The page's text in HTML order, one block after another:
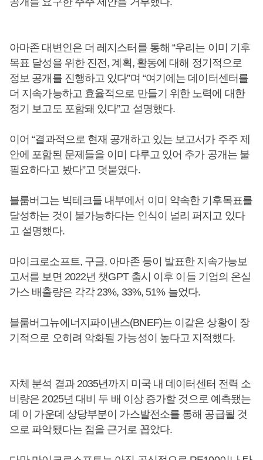
아마존 대변인은 더 레지스터를 통해 “우리는 이미 기후
목표 달성을 위한 진전, 계획, 활동에 대해 정기적으로
정보 공개를 진행하고 있다”며 “여기에는 데이터센터를
더 지속가능하고 효율적으로 만들기 위한 노력에 대한
정기 보고도 포함돼 있다”고 설명했다.
이어 “결과적으로 현재 공개하고 있는 보고서가 주주 제
안에 포함된 문제들을 이미 다루고 있어 추가 공개는 불
필요하다고 봤다”고 덧붙였다.
블룸버그는 빅테크들 내부에서 이미 약속한 기후목표를
달성하는 것이 불가능하다는 인식이 널리 퍼지고 있다
고 설명했다.
마이크로소프트, 구글, 아마존 등이 발표한 지속가능보
고서를 보면 2022년 챗GPT 출시 이후 이들 기업의 온실
가스 배출량은 각각 23%, 33%, 51% 늘었다.
블룸버그뉴에너지파이낸스(BNEF)는 이같은 상황이 장
기적으로 오히려 악화될 가능성이 높다고 지적했다.
자체 분석 결과 2035년까지 미국 내 데이터센터 전력 소
비량은 2025년 대비 두 배 이상 증가할 것으로 예측됐는
데 이 가운데 상당부분이 가스발전소를 통해 공급될 것
으로 파악됐다는 점을 근거로 꼽았다.